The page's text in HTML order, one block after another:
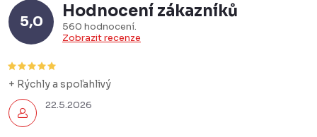
5,0
Hodnocení zákazníků
560 hodnocení
Zobrazit recenze
22.5.2026
+ Rýchly a spoľahlivý